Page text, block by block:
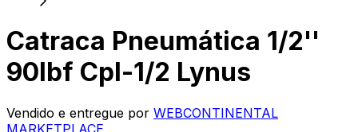
Catraca Pneumática 1/2''
90lbf Cpl-1/2 Lynus
Vendido e entregue por WEBCONTINENTAL
MARKETPLACE